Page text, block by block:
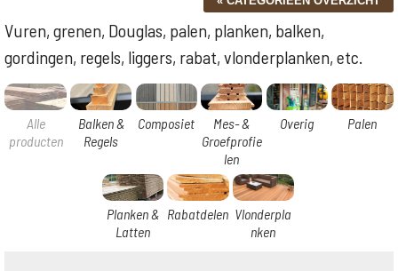
Vuren, grenen, Douglas, palen, planken, balken,
gordingen, regels, liggers, rabat, vlonderplanken, etc.
Alle
producten
Balken &
Regels
Composiet
Mes- &
Groefprofie
len
Overig Palen
Planken &
Latten
Rabatdelen Vlonderpla
nken